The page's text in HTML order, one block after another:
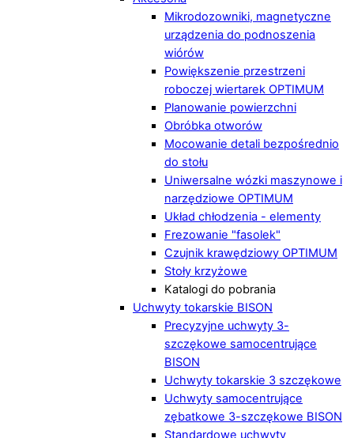
Mikrodozowniki, magnetyczne
urządzenia do podnoszenia
wiórów
Powiększenie przestrzeni
roboczej wiertarek OPTIMUM
Planowanie powierzchni
Obróbka otworów
Mocowanie detali bezpośrednio
do stołu
Uniwersalne wózki maszynowe i
narzędziowe OPTIMUM
Układ chłodzenia - elementy
Frezowanie "fasolek"
Czujnik krawędziowy OPTIMUM
Stoły krzyżowe
Katalogi do pobrania
Uchwyty tokarskie BISON
Precyzyjne uchwyty 3-
szczękowe samocentrujące
BISON
Uchwyty tokarskie 3 szczękowe
Uchwyty samocentrujące
zębatkowe 3-szczękowe BISON
Standardowe uchwyty